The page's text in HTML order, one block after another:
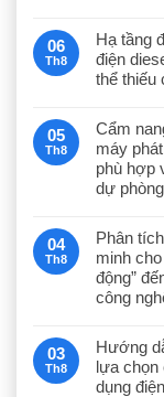
06
Th8
Hạ tầng
điện
thể thiếu
05
Th8
Cẩm
máy
phù hợp
dự
04
Th8
Phân
minh
động”
công
03
Th8
Hướng
lựa chọn
dụng điện